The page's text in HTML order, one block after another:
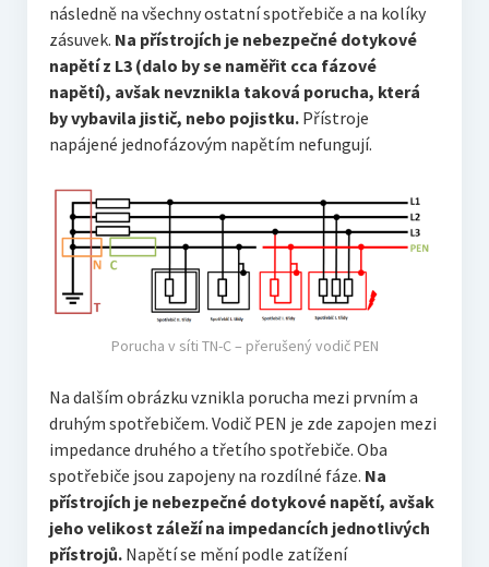
následně na všechny ostatní spotřebiče a na kolíky
zásuvek. Na přístrojích je nebezpečné dotykové
napětí z L3 (dalo by se naměřit cca fázové
napětí), avšak nevznikla taková porucha, která
by vybavila jistič, nebo pojistku.Přístroje
napájené jednofázovým napětím nefungují.
Porucha v síti TN-C – přerušený vodič PEN
Na dalším obrázku vznikla porucha mezi prvním a
druhým spotřebičem. Vodič PEN je zde zapojen mezi
impedance druhého a třetího spotřebiče. Oba
spotřebiče jsou zapojeny na rozdílné fáze. Na
přístrojích je nebezpečné dotykové napětí, avšak
jeho velikost záleží na impedancích jednotlivých
přístrojů.Napětí se mění podle zatížení